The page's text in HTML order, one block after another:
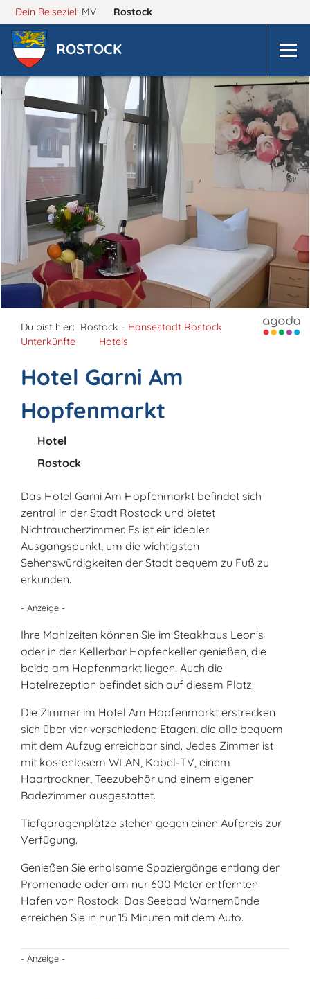
Dein Reiseziel: MV Rostock
ROSTOCK
Du bist hier: Rostock - Hansestadt Rostock
Unterkünfte
Hotels
Hotel Garni Am
Hopfenmarkt
Hotel
Rostock
Das Hotel Garni Am Hopfenmarkt befindet sich
zentral in der Stadt Rostock und bietet
Nichtraucherzimmer. Es ist ein idealer
Ausgangspunkt, um die wichtigsten
Sehenswürdigkeiten der Stadt bequem zu Fuß zu
erkunden.
- Anzeige -
Ihre Mahlzeiten können Sie im Steakhaus Leon's
oder in der Kellerbar Hopfenkeller genießen, die
beide am Hopfenmarkt liegen. Auch die
Hotelrezeption befindet sich auf diesem Platz.
Die Zimmer im Hotel Am Hopfenmarkt erstrecken
sich über vier verschiedene Etagen, die alle bequem
mit dem Aufzug erreichbar sind. Jedes Zimmer ist
mit kostenlosem WLAN, Kabel-TV, einem
Haartrockner, Teezubehör und einem eigenen
Badezimmer ausgestattet.
Tiefgaragenplätze stehen gegen einen Aufpreis zur
Verfügung.
Genießen Sie erholsame Spaziergänge entlang der
Promenade oder am nur 600 Meter entfernten
Hafen von Rostock. Das Seebad Warnemünde
erreichen Sie in nur 15 Minuten mit dem Auto.
- Anzeige -